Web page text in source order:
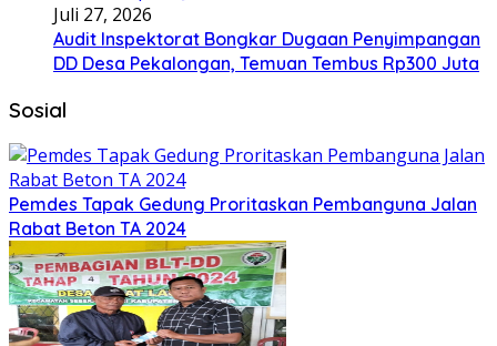
Juli 27, 2026
Audit Inspektorat Bongkar Dugaan Penyimpangan
DD Desa Pekalongan, Temuan Tembus Rp300 Juta
Sosial
Pemdes Tapak Gedung Proritaskan Pembanguna Jalan
Rabat Beton TA 2024